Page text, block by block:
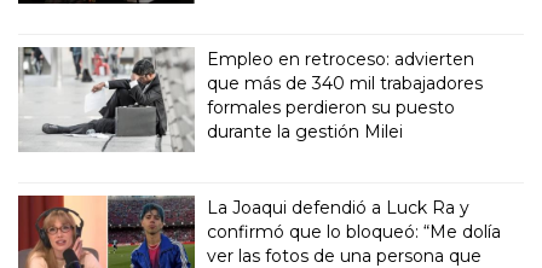
Empleo en retroceso: advierten
que más de 340 mil trabajadores
formales perdieron su puesto
durante la gestión Milei
La Joaqui defendió a Luck Ra y
confirmó que lo bloqueó: “Me dolía
ver las fotos de una persona que